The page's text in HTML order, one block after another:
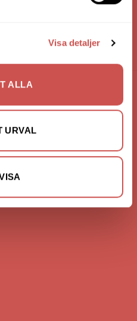
Visa detaljer
ALLA
URVAL